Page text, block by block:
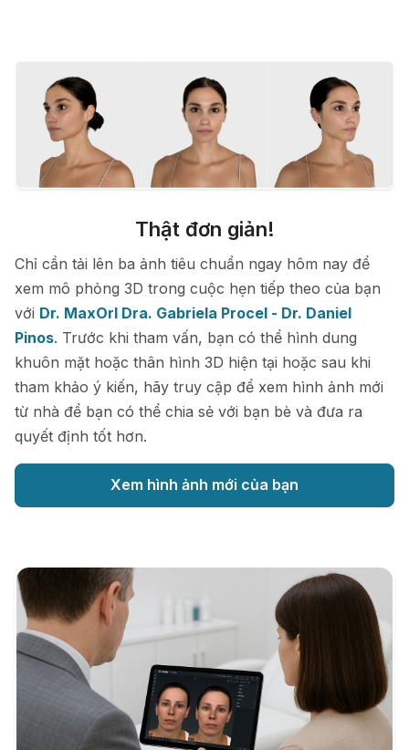
Thật đơn giản!
Chỉ cần tải lên ba ảnh tiêu chuẩn ngay hôm nay để
xem mô phỏng 3D trong cuộc hẹn tiếp theo của bạn
với Dr. MaxOrl Dra. Gabriela Procel - Dr. Daniel
Pinos. Trước khi tham vấn, bạn có thể hình dung
khuôn mặt hoặc thân hình 3D hiện tại hoặc sau khi
tham khảo ý kiến, hãy truy cập để xem hình ảnh mới
từ nhà để bạn có thể chia sẻ với bạn bè và đưa ra
quyết định tốt hơn.
Xem hình ảnh mới của bạn